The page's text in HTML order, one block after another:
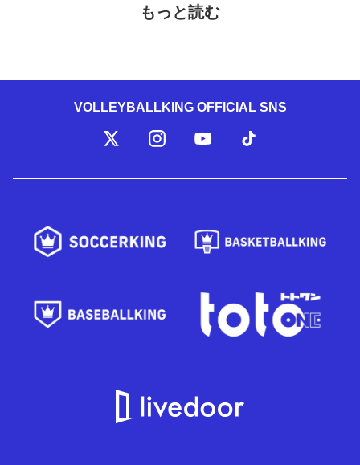
もっと読む
VOLLEYBALLKING OFFICIAL SNS